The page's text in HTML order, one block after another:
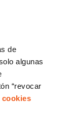
de
algunas
“revocar